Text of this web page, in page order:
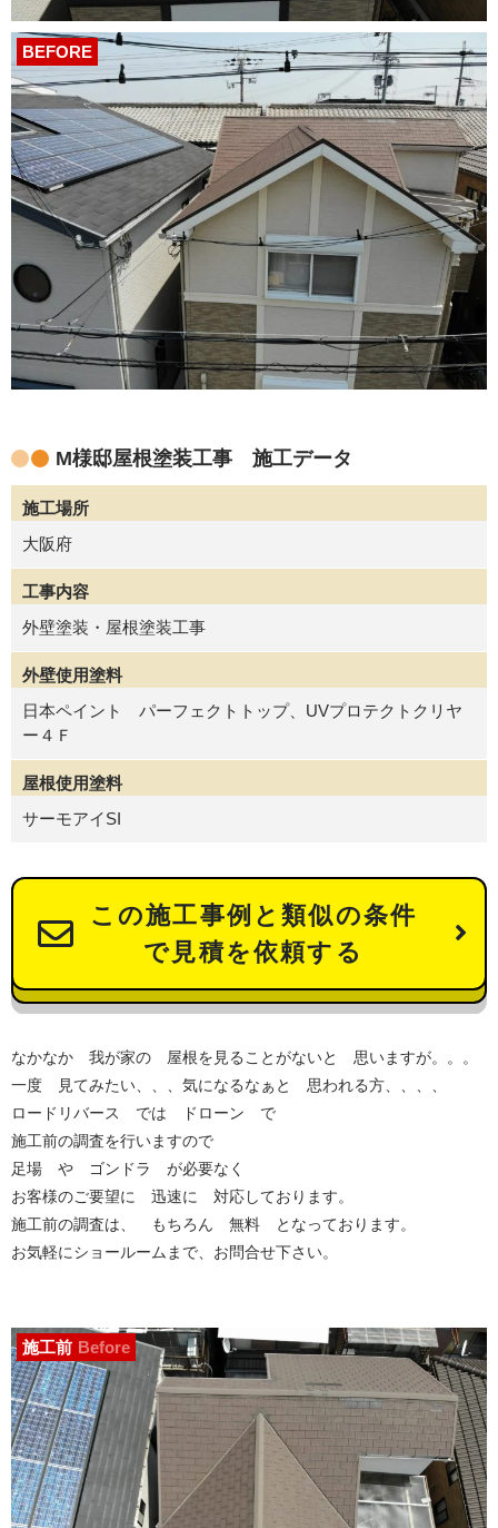
BEFORE
M様邸屋根塗装工事 施工データ
施工場所
大阪府
工事内容
外壁塗装・屋根塗装工事
外壁使用塗料
日本ペイント パーフェクトトップ、UVプロテクトクリヤ
ー４Ｆ
屋根使用塗料
サーモアイSI
この施工事例と類似の条件
で見積を依頼する
なかなか 我が家の 屋根を見ることがないと 思いますが。。。
一度 見てみたい、、、気になるなぁと 思われる方、、、、
ロードリバース では ドローン で
施工前の調査を行いますので
足場 や ゴンドラ が必要なく
お客様のご要望に 迅速に 対応しております。
施工前の調査は、 もちろん 無料 となっております。
お気軽にショールームまで、お問合せ下さい。
施工前 Before